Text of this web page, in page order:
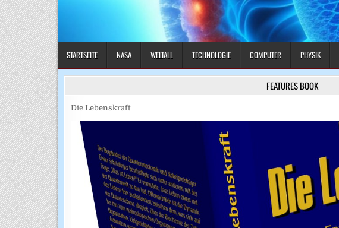
STARTSEITE NASA WELTALL TECHNOLOGIE COMPUTER PHYSIK
FEATURES BOOK
Die Lebenskraft